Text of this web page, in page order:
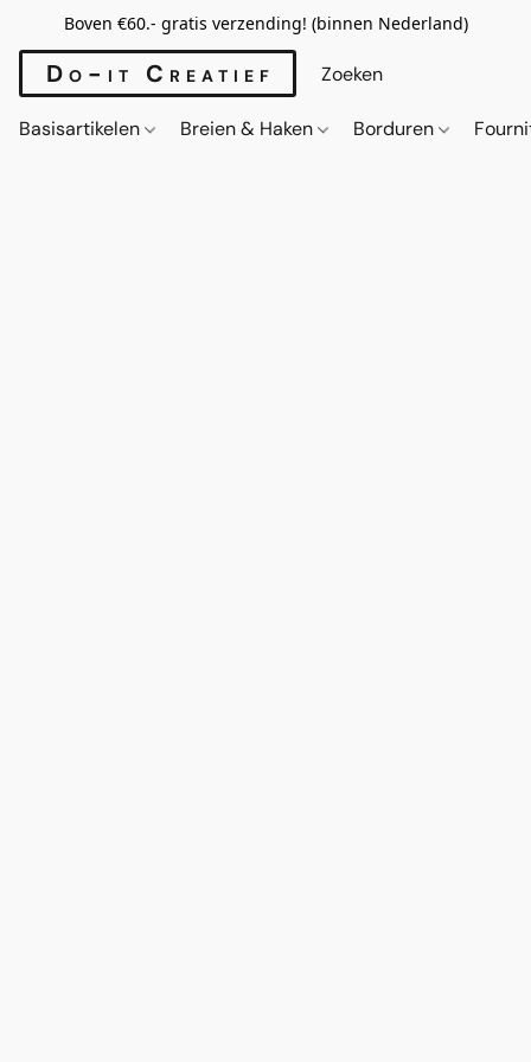
Boven €60.- gratis verzending! (binnen Nederland)
Do-it Creatief
Basisartikelen Breien & Haken Borduren